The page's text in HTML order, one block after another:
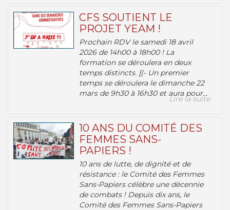
CFS SOUTIENT LE
PROJET YEAM !
Prochain RDV le samedi 18 avril
2026 de 14h00 à 18h00 ! La
formation se déroulera en deux
temps distincts. [(- Un premier
temps se déroulera le dimanche 22
mars de 9h30 à 16h30 et aura pour...
Lire la suite
10 ANS DU COMITÉ DES
FEMMES SANS-
PAPIERS !
10 ans de lutte, de dignité et de
résistance : le Comité des Femmes
Sans-Papiers célèbre une décennie
de combats ! Depuis dix ans, le
Comité des Femmes Sans-Papiers